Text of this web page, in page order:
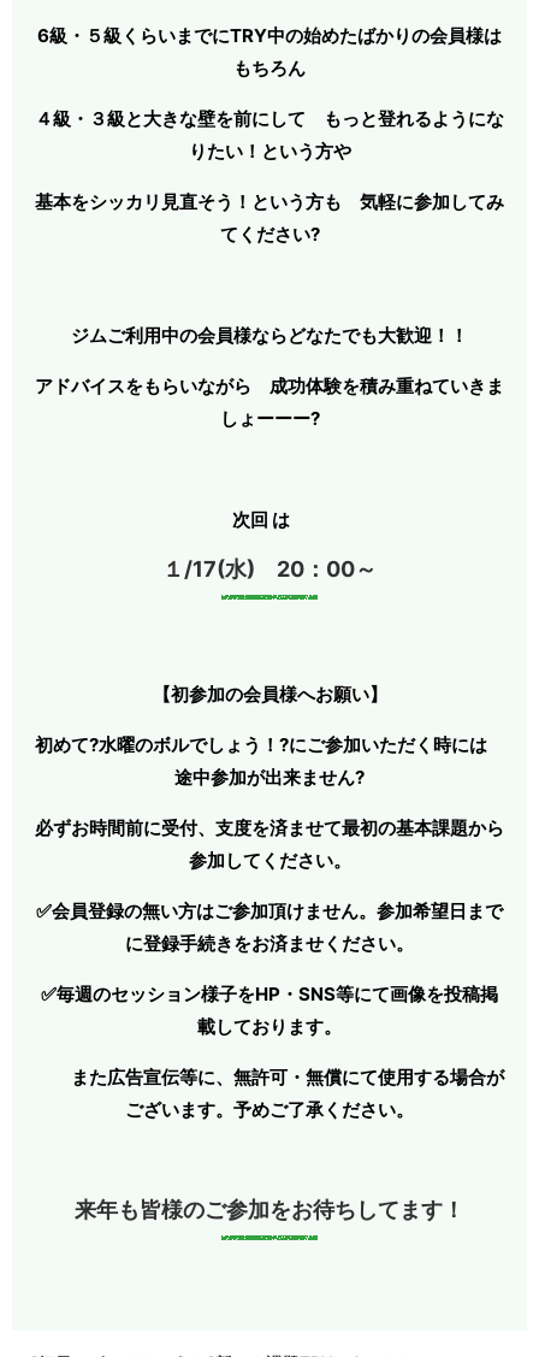
6級・５級くらいまでにTRY中の始めたばかりの会員様は
もちろん
４級・３級と大きな壁を前にして もっと登れるようにな
りたい！という方や
基本をシッカリ見直そう！という方も 気軽に参加してみ
てください?
ジムご利用中の会員様ならどなたでも大歓迎！！
アドバイスをもらいながら 成功体験を積み重ねていきま
しょーーー?
次回 は
１/17(水) 20：00～
【初参加の会員様へお願い】
初めて?水曜のボルでしょう！?にご参加いただく時には
途中参加が出来ません?
必ずお時間前に受付、支度を済ませて最初の基本課題から
参加してください。
✅会員登録の無い方はご参加頂けません。参加希望日まで
に登録手続きをお済ませください。
✅毎週のセッション様子をHP・SNS等にて画像を投稿掲
載しております。
また広告宣伝等に、無許可・無償にて使用する場合が
ございます。予めご了承ください。
来年も皆様のご参加をお待ちしてます！